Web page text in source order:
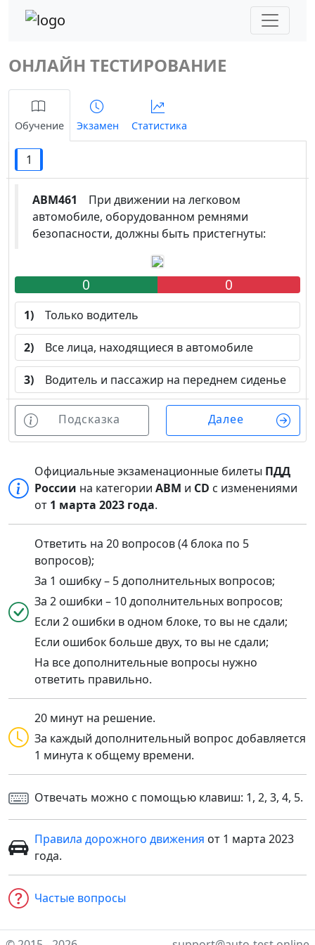
ОНЛАЙН ТЕСТИРОВАНИЕ
Обучение Экзамен Статистика
1
ABM461 При движении на легковом
автомобиле, оборудованном ремнями
безопасности, должны быть пристегнуты:
0 0
1) Только водитель
2) Все лица, находящиеся в автомобиле
3) Водитель и пассажир на переднем сиденье
Подсказка Далее
Официальные экзаменационные билеты ПДД
России на категорииABM и CD с изменениями
от 1 марта 2023 года.
Ответить на 20 вопросов (4 блока по 5
вопросов);
За 1 ошибку – 5 дополнительных вопросов;
За 2 ошибки – 10 дополнительных вопросов;
Если 2 ошибки в одном блоке, то вы не сдали;
Если ошибок больше двух, то вы не сдали;
На все дополнительные вопросы нужно
ответить правильно.
20 минут на решение.
За каждый дополнительный вопрос добавляется
1 минута к общему времени.
Отвечать можно с помощью клавиш: 1, 2, 3, 4, 5.
Правила дорожного движения от 1 марта 2023
года.
Частые вопросы